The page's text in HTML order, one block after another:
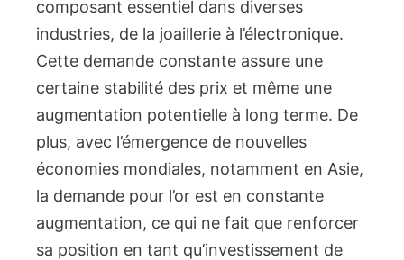
composant essentiel dans diverses
industries, de la joaillerie à l’électronique.
Cette demande constante assure une
certaine stabilité des prix et même une
augmentation potentielle à long terme. De
plus, avec l’émergence de nouvelles
économies mondiales, notamment en Asie,
la demande pour l’or est en constante
augmentation, ce qui ne fait que renforcer
sa position en tant qu’investissement de